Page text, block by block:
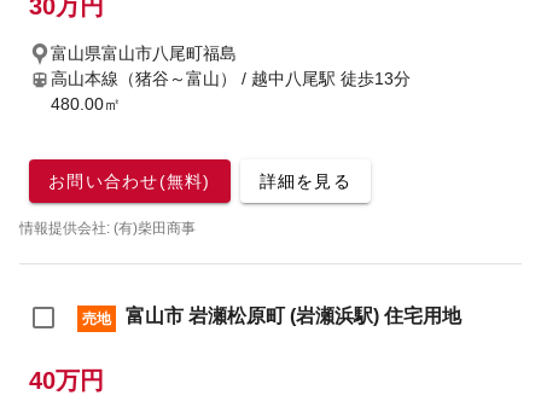
30万円
富山県富山市八尾町福島
高山本線（猪谷～富山） / 越中八尾駅 徒歩13分
480.00㎡
お問い合わせ(無料) 詳細を見る
情報提供会社: (有)柴田商事
売地 富山市 岩瀬松原町 (岩瀬浜駅) 住宅用地
40万円